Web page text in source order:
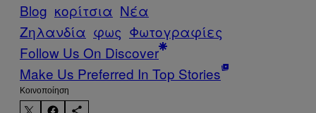
Blog κορίτσια Νέα
Ζηλανδία φως Φωτογραφίες
Follow Us On Discover
Make Us Preferred In Top Stories
Kοινοποίηση